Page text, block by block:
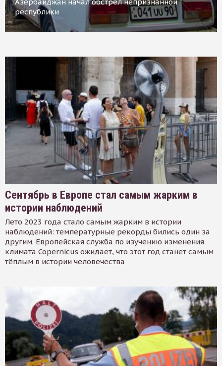
республики
Сентябрь в Европе стал самым жарким в
истории наблюдений
Лето 2023 года стало самым жарким в истории
наблюдений: температурные рекорды бились один за
другим. Европейская служба по изучению изменения
климата Copernicus ожидает, что этот год станет самым
тёплым в истории человечества